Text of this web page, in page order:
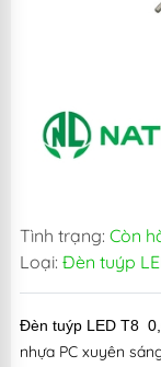
Tình trạng: Còn
Loại: Đèn tuýp
Đèn tuýp LED T8
nhựa PC xuyên